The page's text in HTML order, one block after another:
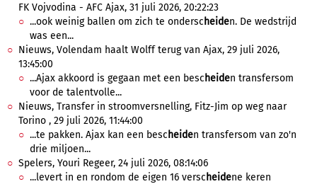
FK Vojvodina - AFC Ajax, 31 juli 2026, 20:22:23
...ook weinig ballen om zich te ondersc heiden. De wedstrijd
was een...
Nieuws, Volendam haalt Wolff terug van Ajax, 29 juli 2026,
13:45:00
...Ajax akkoord is gegaan met een besc heiden transfersom
voor de talentvolle...
Nieuws, Transfer in stroomversnelling, Fitz-Jim op weg naar
Torino , 29 juli 2026, 11:44:00
...te pakken. Ajax kan een besc heiden transfersom van zo'n
drie miljoen...
Spelers, Youri Regeer, 24 juli 2026, 08:14:06
...levert in en rondom de eigen 16 versc heidene keren